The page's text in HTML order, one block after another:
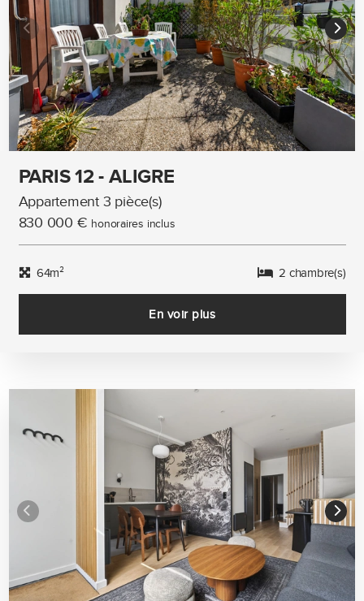
PARIS 12 - ALIGRE
Appartement 3 pièce(s)
830 000 € honoraires inclus
64m² 2 chambre(s)
En voir plus